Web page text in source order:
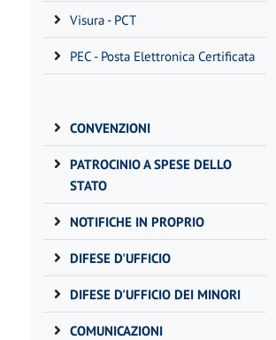
Visura - PCT
PEC - Posta Elettronica Certificata
CONVENZIONI
PATROCINIO A SPESE DELLO
STATO
NOTIFICHE IN PROPRIO
DIFESE D'UFFICIO
DIFESE D'UFFICIO DEI MINORI
COMUNICAZIONI